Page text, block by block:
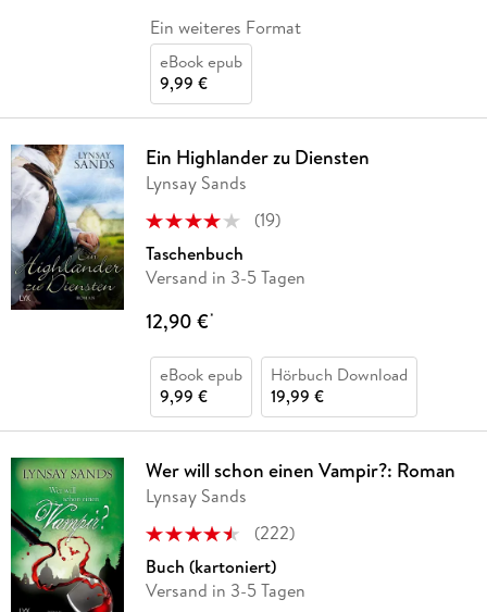
Ein weiteres Format
eBook epub
9,99 €
Ein Highlander zu Diensten
Lynsay Sands
(19)
Taschenbuch
Versand in 3-5 Tagen
12,90 €*
eBook epub
9,99 €
Hörbuch Download
19,99 €
Wer will schon einen Vampir?: Roman
Lynsay Sands
(222)
Buch (kartoniert)
Versand in 3-5 Tagen